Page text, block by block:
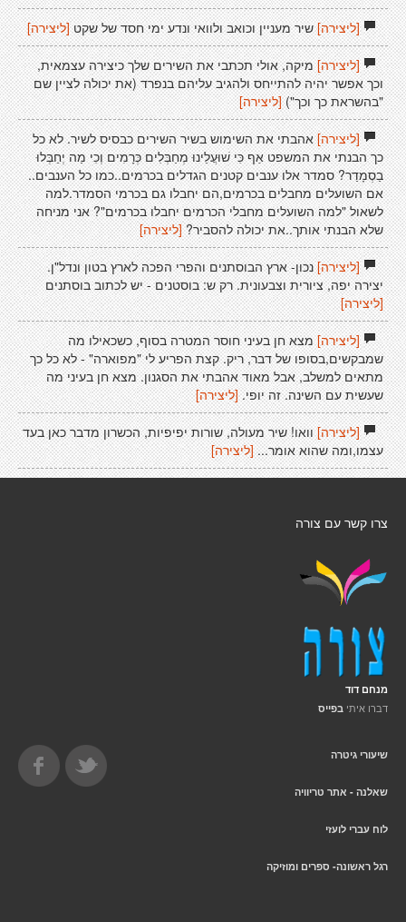
[ליצירה]שיר מעניין וכואב ולוואי ונדע ימי חסד של שקט [ליצירה]
[ליצירה]מיקה, אולי תכתבי את השירים שלך כיצירה עצמאית,
וכך אפשר יהיה להתייחס ולהגיב עליהם בנפרד (את יכולה לציין שם
"בהשראת כך וכך") [ליצירה]
[ליצירה]אהבתי את השימוש בשיר השירים כבסיס לשיר. לא כל
כך הבנתי את המשפט אַף כִּי שׁוּעֲלֵינוּ מְחַבְּלִים כְּרָמִים וְכִי מַה יְחַבְּלוּ
בַסְמָדַר? סמדר אלו ענבים קטנים הגדלים בכרמים..כמו כל הענבים..
אם השועלים מחבלים בכרמים,הם יחבלו גם בכרמי הסמדר.למה
לשאול "למה השועלים מחבלי הכרמים יחבלו בכרמים"? אני מניחה
שלא הבנתי אותך..את יכולה להסביר? [ליצירה]
[ליצירה]נכון- ארץ הבוסתנים והפרי הפכה לארץ בטון ונדל"ן.
יצירה יפה, ציורית וצבעונית. רק ש: בוסטנים - יש לכתוב בוסתנים
[ליצירה]
[ליצירה]מצא חן בעיני חוסר המטרה בסוף, כשכאילו מה
שמבקשים,בסופו של דבר, ריק. קצת הפריע לי "מפוארה" - לא כל כך
מתאים למשלב, אבל מאוד אהבתי את הסגנון. מצא חן בעיני מה
שעשית עם השינה. זה יופי. [ליצירה]
[ליצירה]וואו! שיר מעולה, שורות יפיפיות, הכשרון מדבר כאן בעד
עצמו,ומה שהוא אומר... [ליצירה]
צרו קשר עם צורה
מנחם דוד
דברו איתי בפייס
שיעורי גיטרה
שאלנה - אתר טריוויה
לוח עברי לועזי
רגל ראשונה- ספרים ומוזיקה